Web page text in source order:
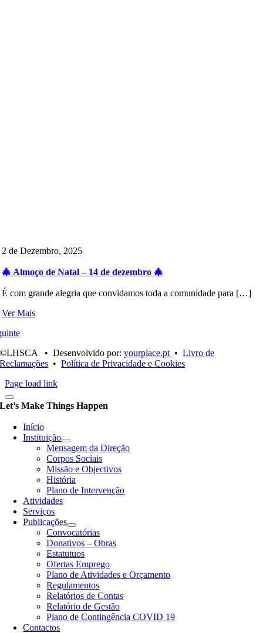
2 de Dezembro, 2025
🎄 Almoço de Natal – 14 de dezembro 🎄
É com grande alegria que convidamos toda a comunidade para […]
Ver Mais
©LHSCA • Desenvolvido por:yourplace.pt •Livro de
Reclamações •Política de Privacidade e Cookies
Page load link
Let’s Make Things Happen
Início
Instituição
Mensagem da Direção
Corpos Sociais
Missão e Objectivos
História
Plano de Intervenção
Atividades
Serviços
Publicações
Convocatórias
Donativos – Obras
Estatutuos
Ofertas Emprego
Plano de Atividades e Orçamento
Regulamentos
Relatórios de Contas
Relatório de Gestão
Plano de Contingência COVID 19
Contactos